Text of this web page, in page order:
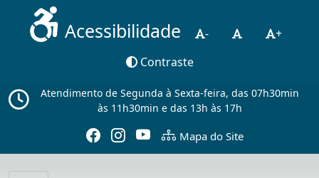
Acessibilidade -
+
Contraste
Atendimento de Segunda à Sexta-feira, das 07h30min
às 11h30min e das 13h às 17h
Mapa do Site